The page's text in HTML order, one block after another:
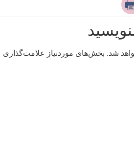
شد. بخش‌های موردنیاز علامت‌گذاری